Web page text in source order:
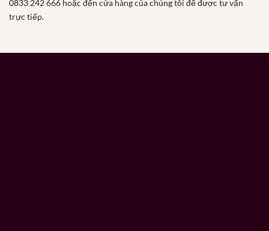
0833 242 666 hoặc đến cửa hàng của chúng tôi để được tư vấn
trực tiếp.